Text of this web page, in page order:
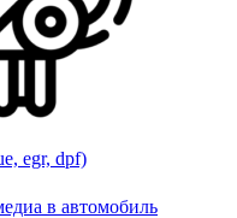
egr, dpf)
в автомобиль